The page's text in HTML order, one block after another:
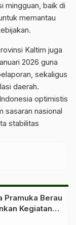
mingguan, baik di
memantau
Kaltim juga
2026 guna
sekaligus
daerah.
optimistis
sasaran nasional
stabilitas
Pramuka Berau
Kegiatan